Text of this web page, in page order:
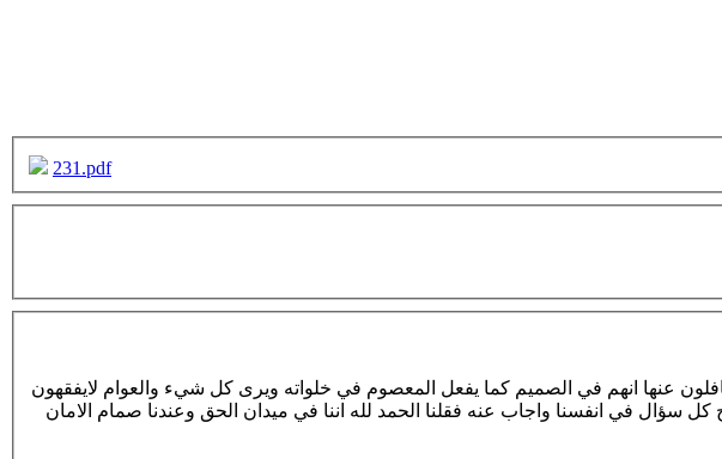
231.pdf
عنها انهم في الصميم كما يفعل المعصوم في خلواته ويرى كل شيء والعوام لايفقهون
سؤال في انفسنا واجاب عنه فقلنا الحمد لله اننا في ميدان الحق وعندنا صمام الامان